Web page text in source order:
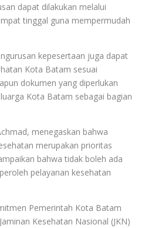
dapat dilakukan melalui
tinggal guna mempermudah
kepesertaan juga dapat
Kota Batam sesuai
dokumen yang diperlukan
Kota Batam sebagai bagian
menegaskan bahwa
merupakan prioritas
bahwa tidak boleh ada
pelayanan kesehatan
Pemerintah Kota Batam
Kesehatan Nasional (JKN)